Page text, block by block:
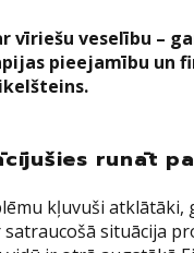
vīriešu veselību –
pieejamību un
runāt
kļuvuši
situācija